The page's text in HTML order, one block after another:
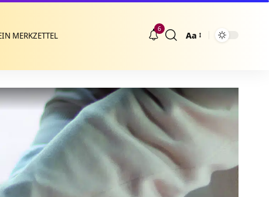
MERKZETTEL
6
Größenänderung
Aa